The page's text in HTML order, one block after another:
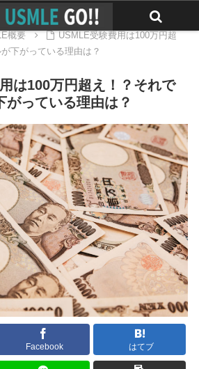
概要
USMLE受験費用は100万円超
下がっている理由は？
は100万円超え！？それで
がっている理由は？
Facebook はてブ